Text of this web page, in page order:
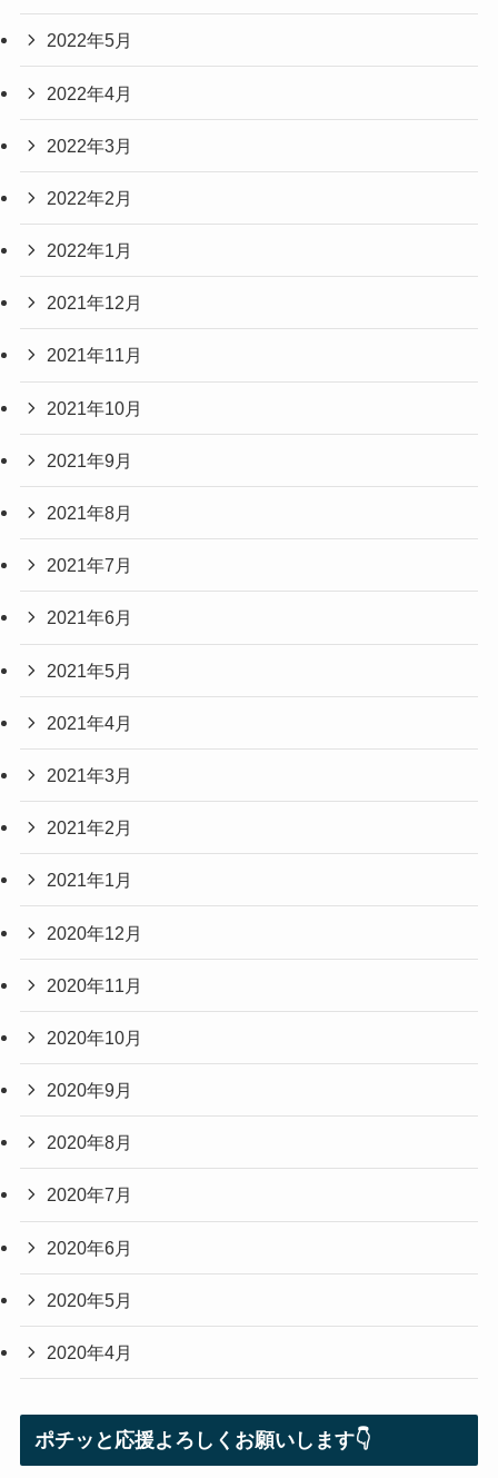
2022年5月
2022年4月
2022年3月
2022年2月
2022年1月
2021年12月
2021年11月
2021年10月
2021年9月
2021年8月
2021年7月
2021年6月
2021年5月
2021年4月
2021年3月
2021年2月
2021年1月
2020年12月
2020年11月
2020年10月
2020年9月
2020年8月
2020年7月
2020年6月
2020年5月
2020年4月
ポチッと応援よろしくお願いします👇